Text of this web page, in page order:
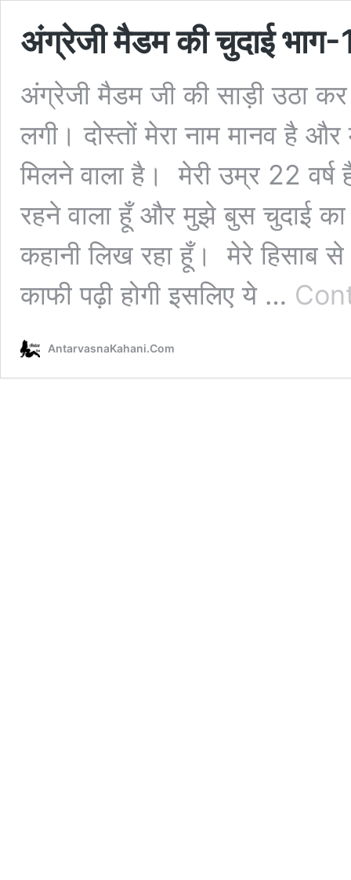
अंग्रेजी मैडम की चुदाई भाग-
अंग्रेजी मैडम जी की साड़ी उठा
लगी। दोस्तों मेरा नाम मानव है
मिलने वाला है। मेरी उम्र 22
रहने वाला हूँ और मुझे बुस चुदाई का
कहानी लिख रहा हूँ। मेरे हिसाब
काफी पढ़ी होगी इसलिए ये …
AntarvasnaKahani.Com